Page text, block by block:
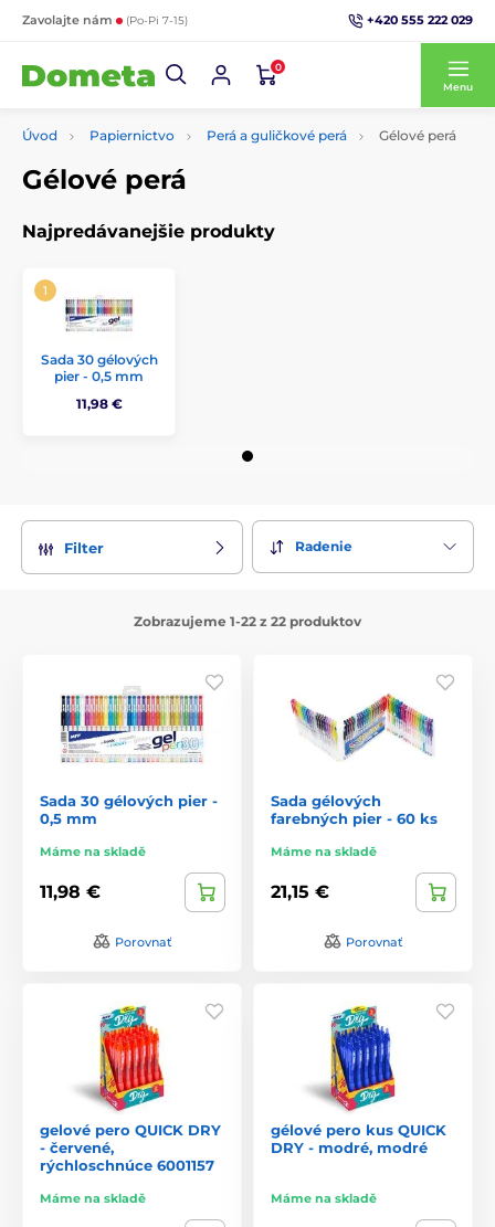
Zavolajte nám (Po-Pi 7-15) +420 555 222 029
0
Menu
Úvod Papiernictvo Perá a guličkové perá Gélové perá
Gélové perá
Najpredávanejšie produkty
Sada 30 gélových
pier - 0,5 mm
11,98 €
Filter Radenie
Zobrazujeme 1-22 z 22 produktov
Sada 30 gélových pier -
0,5 mm
Máme na skladě
11,98 €
Porovnať
Sada gélových
farebných pier - 60 ks
Máme na skladě
21,15 €
Porovnať
gelové pero QUICK DRY
- červené,
rýchloschnúce 6001157
Máme na skladě
gélové pero kus QUICK
DRY - modré, modré
Máme na skladě